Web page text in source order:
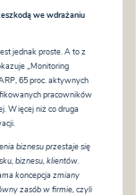
we wdrażaniu
jednak proste. A to z
„Monitoring
65 proc. aktywnych
pracowników
Więcej niż co druga
biznesu przestaje się
biznesu, klientów.
koncepcja zmiany
zasób w firmie, czyli